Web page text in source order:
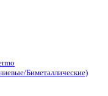
Биметаллические)